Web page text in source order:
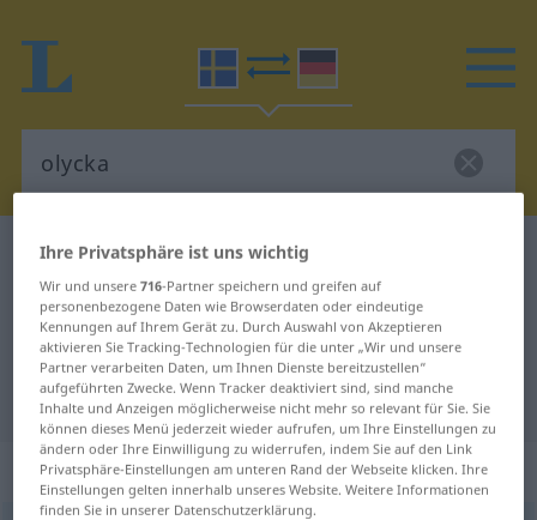
Schwedisch-Deutsch Wörterbuch
Schwedisch-Deutsch Übersetzung
für "olycka"
"olycka" Deutsch Übersetzung
„olycka“: Substantiv, Hauptwort
Ihre Privatsphäre ist uns wichtig
Wir und unsere716-Partner speichern und greifen auf
personenbezogene Daten wie Browserdaten oder eindeutige
Kennungen auf Ihrem Gerät zu. Durch Auswahl von Akzeptieren
aktivieren Sie Tracking-Technologien für die unter „Wir und unsere
Partner verarbeiten Daten, um Ihnen Dienste bereitzustellen“
aufgeführten Zwecke. Wenn Tracker deaktiviert sind, sind manche
Inhalte und Anzeigen möglicherweise nicht mehr so relevant für Sie. Sie
können dieses Menü jederzeit wieder aufrufen, um Ihre Einstellungen zu
ändern oder Ihre Einwilligung zu widerrufen, indem Sie auf den Link
Privatsphäre-Einstellungen am unteren Rand der Webseite klicken. Ihre
Einstellungen gelten innerhalb unseres Website. Weitere Informationen
finden Sie in unserer Datenschutzerklärung.